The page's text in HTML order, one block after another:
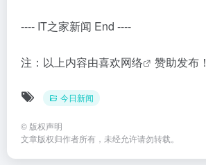
---- IT之家新闻 End ----
注：以上内容由喜欢网络 赞助发布！
今日新闻
© 版权声明
文章版权归作者所有，未经允许请勿转载。